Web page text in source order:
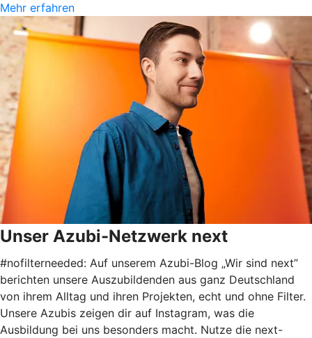
Mehr erfahren
Unser Azubi-Netzwerk next
#nofilterneeded: Auf unserem Azubi-Blog „Wir sind next”
berichten unsere Auszubildenden aus ganz Deutschland
von ihrem Alltag und ihren Projekten, echt und ohne Filter.
Unsere Azubis zeigen dir auf Instagram, was die
Ausbildung bei uns besonders macht. Nutze die next-